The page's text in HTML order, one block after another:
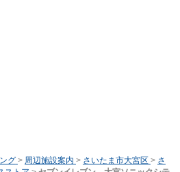
グ > 周辺施設案内 > さいたま市大宮区 > さ